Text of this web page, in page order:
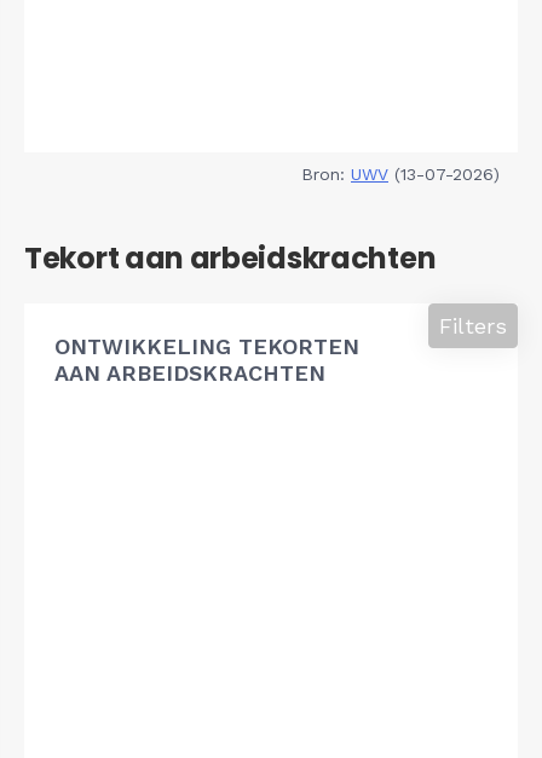
Bron: UWV (13-07-2026)
Tekort aan arbeidskrachten
ONTWIKKELING TEKORTEN
AAN ARBEIDSKRACHTEN
Filters